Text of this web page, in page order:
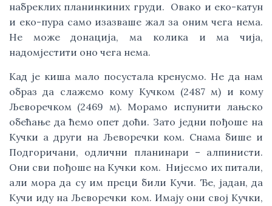
набреклих планинкиних груди. Овако и еко-катун
и еко-пура само изазваше жал за оним чега нема.
Не може донација, ма колика и ма чија,
надомјестити оно чега нема.
Кад је киша мало посустала кренусмо. Не да нам
образ да слажемо кому Кучком (2487 м) и кому
Љеворечком (2469 м). Морамо испунити лањско
обећање да ћемо опет доћи. Зато једни пођоше на
Кучки а други на Љеворечки ком. Снама бише и
Подгоричани, одлични планинари – алпинисти.
Они сви пођоше на Кучки ком. Нијесмо их питали,
али мора да су им преци били Кучи. Ђе, јадан, да
Кучи иду на Љеворечки ком. Имају они свој Кучки,